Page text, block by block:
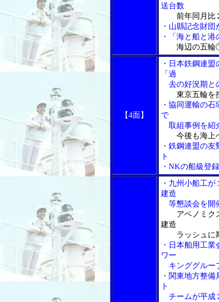
送台数
前年同月比
・山縣記念財
・「海と船と
海辺の五
【4面】
・日本鉄鋼連
「過
去の好況期と
東京五輪を
・協同運輸の
で
取組事例を紹
今後も海上
・鉄鋼連盟の
ト
・NKの船級登
・九州小船工
建造
等懇談会を開
アベノミク
建造
ラッシュに
・日本舶用工
ワー
キンググルー
・関東地方整
ト
チームが平成